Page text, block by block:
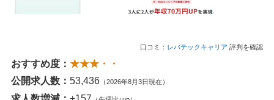
口コミ： レバテックキャリア 評判を確認
おすすめ度： ★★★・・
公開求人数： 53,436 （2026年8月3日現在）